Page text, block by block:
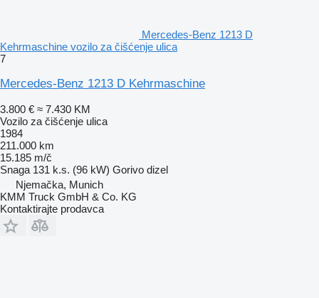
Mercedes-Benz 1213 D
Kehrmaschine vozilo za čišćenje ulica
7
Mercedes-Benz 1213 D Kehrmaschine
3.800 € ≈ 7.430 KM
Vozilo za čišćenje ulica
1984
211.000 km
15.185 m/č
Snaga 131 k.s. (96 kW) Gorivo dizel
Njemačka, Munich
KMM Truck GmbH & Co. KG
Kontaktirajte prodavca